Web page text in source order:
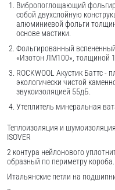
Вибропоглощающий
собой двухслойную
алюминиевой фольги
основе мастики.
Фольгированный
«Изотон ЛМ100», толщиной
ROCKWOOL Акустик Баттс -
экологически чистой
звукоизоляцией 55дБ.
Утеплитель минеральная
Теплоизоляция и
ISOVER
2 контура нейлонового
образный по периметру короба.
Итальянские петли на